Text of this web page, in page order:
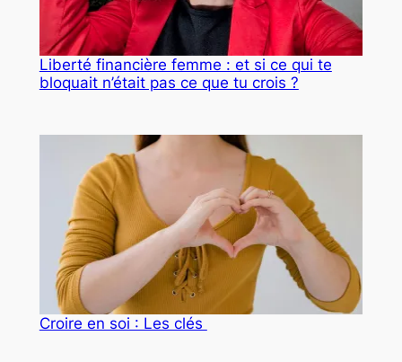
Liberté financière femme : et si ce qui te
bloquait n’était pas ce que tu crois ?
Croire en soi : Les clés